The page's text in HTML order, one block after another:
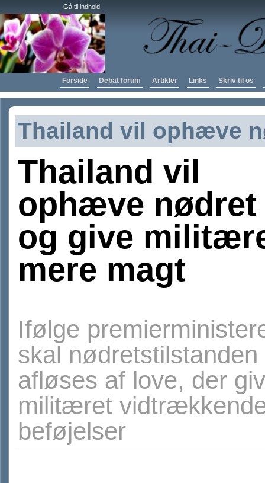
Gå til indhold
Forside Debat forum Artikler Links Skriv til os
Thailand vil ophæve
Thailand vil
ophæve nødret
og give
mere magt
Ifølge
skal nødretstilstanden
afløses af love, der
militæret
beføjelser